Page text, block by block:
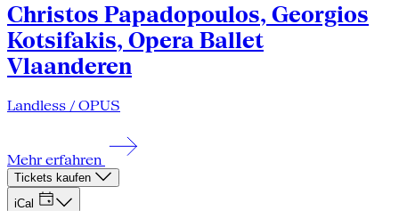
Christos Papadopoulos, Georgios
Kotsifakis, Opera Ballet
Vlaanderen
Landless / OPUS
Mehr erfahren
Tickets kaufen
iCal